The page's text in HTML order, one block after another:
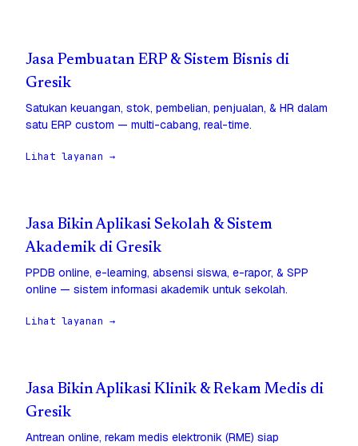
Jasa Pembuatan ERP & Sistem Bisnis di
Gresik
Satukan keuangan, stok, pembelian, penjualan, & HR dalam
satu ERP custom — multi-cabang, real-time.
Lihat layanan →
Jasa Bikin Aplikasi Sekolah & Sistem
Akademik di Gresik
PPDB online, e-learning, absensi siswa, e-rapor, & SPP
online — sistem informasi akademik untuk sekolah.
Lihat layanan →
Jasa Bikin Aplikasi Klinik & Rekam Medis di
Gresik
Antrean online, rekam medis elektronik (RME) siap